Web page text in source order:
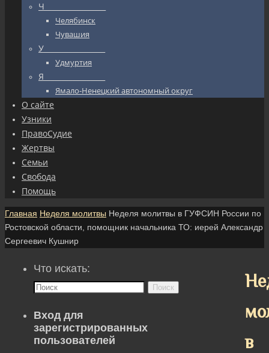
Ч_________________
Челябинск
Чувашия
У_________________
Удмуртия
Я_________________
Ямало-Ненецкий автономный округ
О сайте
Узники
ПравоСудие
Жертвы
Семьи
Свобода
Помощь
Главная Неделя молитвы Неделя молитвы в ГУФСИН России по
Ростовской области, помощник начальника ТО: иерей Александр
Сергеевич Кушнир
в
Что искать:
Поиск
Вход для
зарегистрированных
пользователей